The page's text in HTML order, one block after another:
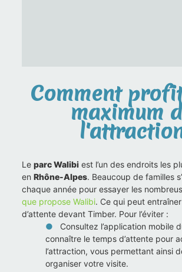
Comment
maximum
Leparc Walibi est l’un des endroits les
enRhône-Alpes. Beaucoup de familles
chaque année pour essayer les
que propose Walibi. Ce qui peut
d’attente devant Timber. Pour l’éviter :
Consultez l’application mobile
connaître le temps d’attente pour
l’attraction, vous permettant ainsi
organiser votre visite.